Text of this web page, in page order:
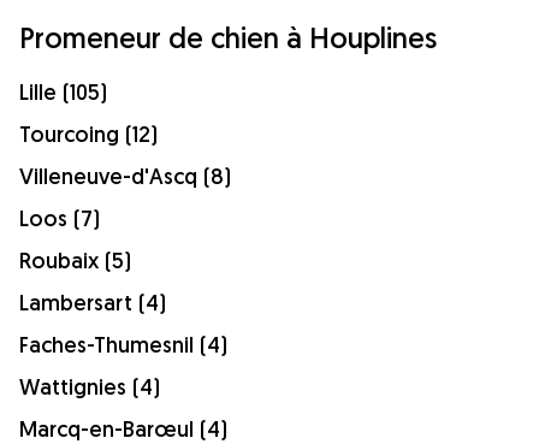
Promeneur de chien à Houplines
Lille (105)
Tourcoing (12)
Villeneuve-d'Ascq (8)
Loos (7)
Roubaix (5)
Lambersart (4)
Faches-Thumesnil (4)
Wattignies (4)
Marcq-en-Barœul (4)